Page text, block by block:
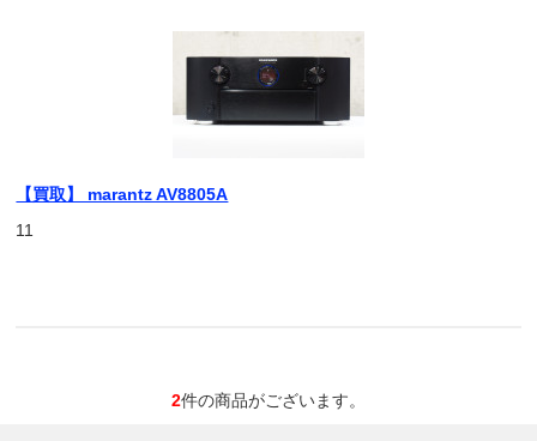
【買取】 marantz AV8805A
11
2件の商品がございます。